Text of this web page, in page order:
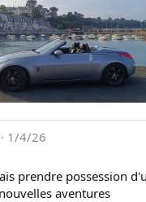
d
e
M
i
c
k
i
1/4/26
prendre possession
aventures